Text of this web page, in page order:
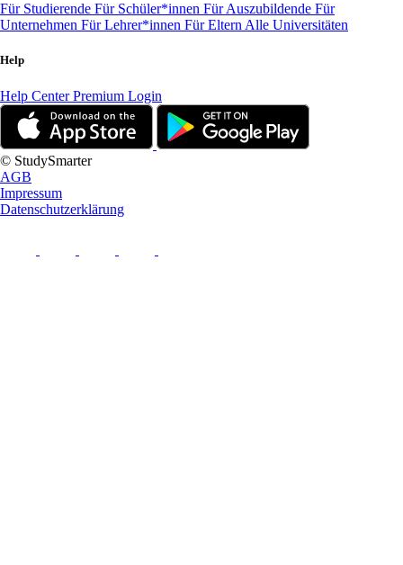
Für Studierende Für Schüler*innen Für Auszubildende Für
Unternehmen Für Lehrer*innen Für Eltern Alle Universitäten
Help
Help CenterPremium Login
© StudySmarter
AGB
Impressum
Datenschutzerklärung